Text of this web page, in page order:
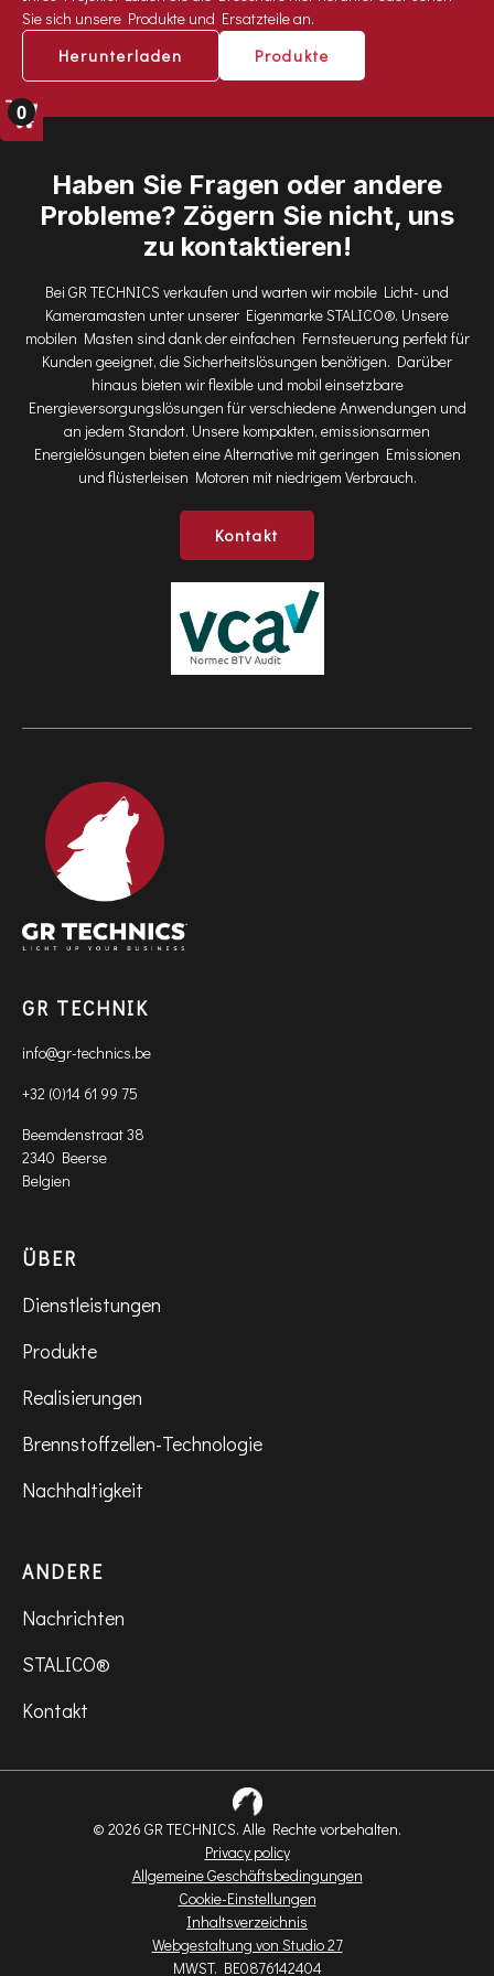
0
Sie sich unsere Produkte und Ersatzteile an.
Herunterladen
Produkte
Haben Sie Fragen oder andere
Probleme? Zögern Sie nicht, uns
zu kontaktieren!
Bei GR TECHNICS verkaufen und warten wir mobile Licht- und
Kameramasten unter unserer Eigenmarke STALICO®. Unsere
mobilen Masten sind dank der einfachen Fernsteuerung perfekt für
Kunden geeignet, die Sicherheitslösungen benötigen. Darüber
hinaus bieten wir flexible und mobil einsetzbare
Energieversorgungslösungen für verschiedene Anwendungen und
an jedem Standort. Unsere kompakten, emissionsarmen
Energielösungen bieten eine Alternative mit geringen Emissionen
und flüsterleisen Motoren mit niedrigem Verbrauch.
Kontakt
GR TECHNIK
info@gr-technics.be
+32 (0)14 61 99 75
Beemdenstraat 38
2340 Beerse
Belgien
ÜBER
Dienstleistungen
Produkte
Realisierungen
Brennstoffzellen-Technologie
Nachhaltigkeit
ANDERE
Nachrichten
STALICO®
Kontakt
© 2026 GR TECHNICS. Alle Rechte vorbehalten.
Privacy policy
Allgemeine Geschäftsbedingungen
Cookie-Einstellungen
Inhaltsverzeichnis
Webgestaltung von Studio 27
MWST. BE0876142404